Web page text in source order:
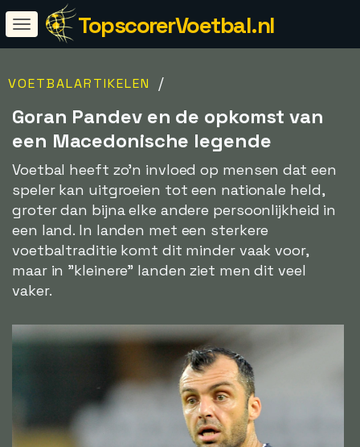
TopscorerVoetbal.nl
VOETBALARTIKELEN /
Goran Pandev en de opkomst van
een Macedonische legende
Voetbal heeft zo'n invloed op mensen dat een
speler kan uitgroeien tot een nationale held,
groter dan bijna elke andere persoonlijkheid in
een land. In landen met een sterkere
voetbaltraditie komt dit minder vaak voor,
maar in "kleinere" landen ziet men dit veel
vaker.